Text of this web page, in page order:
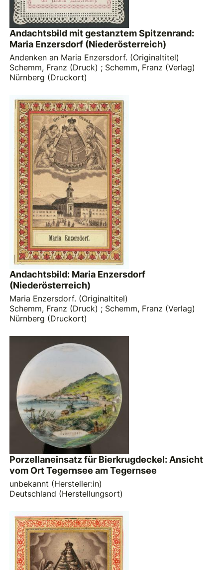
Andachtsbild mit gestanztem Spitzenrand:
Maria Enzersdorf (Niederösterreich)
Andenken an Maria Enzersdorf. (Originaltitel)
Schemm, Franz (Druck) ; Schemm, Franz (Verlag)
Nürnberg (Druckort)
Andachtsbild: Maria Enzersdorf
(Niederösterreich)
Maria Enzersdorf. (Originaltitel)
Schemm, Franz (Druck) ; Schemm, Franz (Verlag)
Nürnberg (Druckort)
Porzellaneinsatz für Bierkrugdeckel: Ansicht
vom Ort Tegernsee am Tegernsee
unbekannt (Hersteller:in)
Deutschland (Herstellungsort)